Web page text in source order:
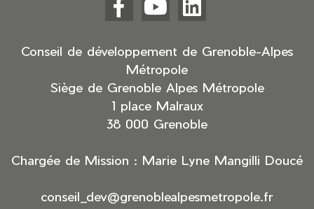
Facebook
fenêtre)
 YouTube
fenêtre)
 LinkedIn
fenêtre)

Conseil de développement de Grenoble-Alpes
Métropole
Siège de Grenoble Alpes Métropole
1 place Malraux
38 000 Grenoble
Chargée de Mission : Marie Lyne Mangilli Doucé
conseil_dev@grenoblealpesmetropole.fr